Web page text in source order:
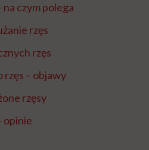
na czym polega
rzęs
rzęs
rzęs – objawy
rzęsy
opinie